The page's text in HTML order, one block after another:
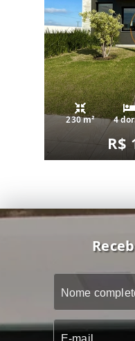
230 m² 4
R$